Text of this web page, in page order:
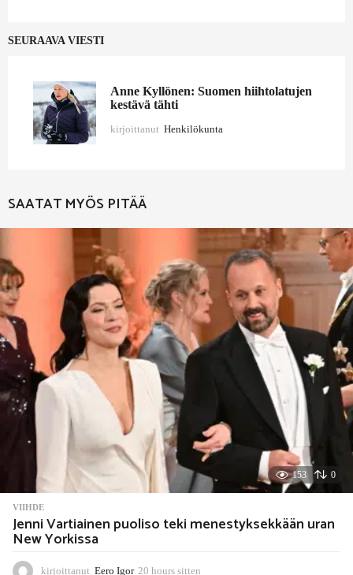
SEURAAVA VIESTI
Anne Kyllönen: Suomen hiihtolatujen
kestävä tähti
kirjoittanut Henkilökunta
SAATAT MYÖS PITÄÄ
153 0
VIIHDE
Jenni Vartiainen puoliso teki menestyksekkään uran
New Yorkissa
kirjoittanut Eero Igor 20 hours sitten